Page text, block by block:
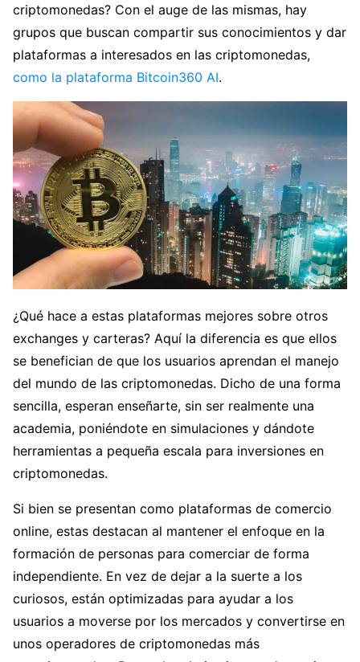
criptomonedas? Con el auge de las mismas, hay
grupos que buscan compartir sus conocimientos y dar
plataformas a interesados en las criptomonedas,
como la plataforma Bitcoin360 AI.
¿Qué hace a estas plataformas mejores sobre otros
exchanges y carteras? Aquí la diferencia es que ellos
se benefician de que los usuarios aprendan el manejo
del mundo de las criptomonedas. Dicho de una forma
sencilla, esperan enseñarte, sin ser realmente una
academia, poniéndote en simulaciones y dándote
herramientas a pequeña escala para inversiones en
criptomonedas.
Si bien se presentan como plataformas de comercio
online, estas destacan al mantener el enfoque en la
formación de personas para comerciar de forma
independiente. En vez de dejar a la suerte a los
curiosos, están optimizadas para ayudar a los
usuarios a moverse por los mercados y convertirse en
unos operadores de criptomonedas más